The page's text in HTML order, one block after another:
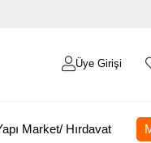
Üye Girişi
Market/ Hırdavat